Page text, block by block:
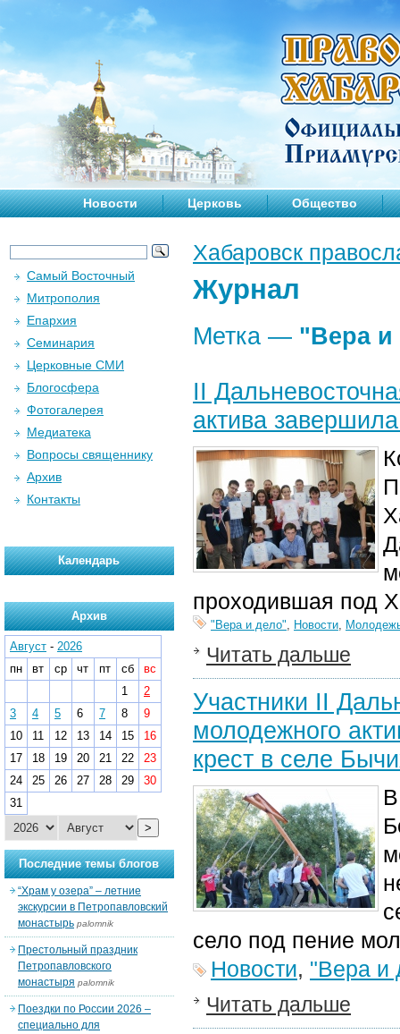
Новости Церковь Общество
Хабаровск
Журнал
Метка — "Вера и
II
актива
проходившая под
"Вера и дело", Новости,
Читать дальше
Участники II
молодежного
крест в селе
село под пение
Новости, "Вера и
Читать дальше
Самый Восточный
Митрополия
Епархия
Семинария
Церковные СМИ
Блогосфера
Фотогалерея
Медиатека
Вопросы священнику
Архив
Контакты
Календарь
Архив
Август - 2026
пн
вт ср чт пт сб
вс
1
2
3
4 5 6 7 8
9
10
11 12 13 14 15
16
17
18 19 20 21 22
23
24
25 26 27 28 29
30
31
>
Последние темы блогов
“Храм у озера” – летние
экскурсии в Петропавловский
монастырь palomnik
Престольный праздник
Петропавловского
монастыря palomnik
Поездки по России 2026 –
специально для